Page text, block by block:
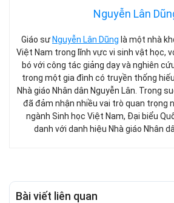
Nguyễn Lân
Giáo sư Nguyễn Lân Dũng là một nhà
Việt Nam trong lĩnh vực vi sinh vật học,
bó với công tác giảng dạy và nghiên
trong một gia đình có truyền thống
Nhà giáo Nhân dân Nguyễn Lân. Trong
đã đảm nhận nhiều vai trò quan trọng
ngành Sinh học Việt Nam, Đại biểu
danh với danh hiệu Nhà giáo Nhân
Bài viết liên quan